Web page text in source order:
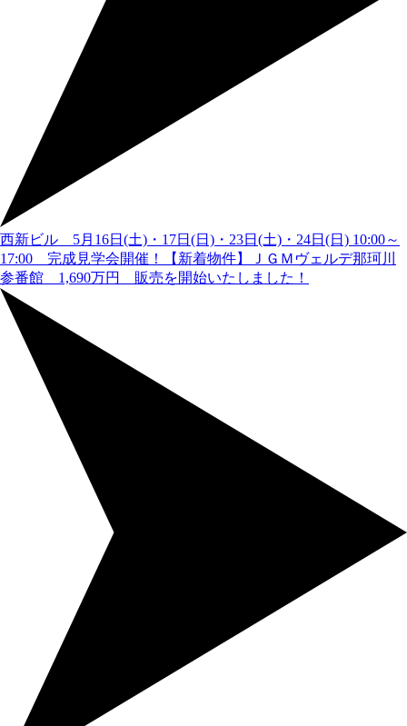
西新ビル 5月16日(土)・17日(日)・23日(土)・24日(日) 10:00～
17:00 完成見学会開催！
【新着物件】ＪＧＭヴェルデ那珂川
参番館 1,690万円 販売を開始いたしました！